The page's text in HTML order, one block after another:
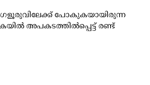
പോകുകയായിരുന്ന
അപകടത്തില്‍പ്പെട്ട് രണ്ട്